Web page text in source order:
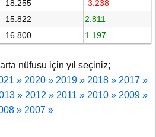
18.255
-3.238
15.822
2.811
16.800 1.197
nüfusu için yıl seçiniz;
» 2020 » 2019 » 2018 » 2017 »
» 2012 » 2011 » 2010 » 2009 »
» 2007 »